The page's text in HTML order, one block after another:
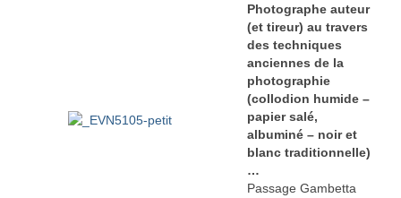
Photographe auteur
(et tireur) au travers
des techniques
anciennes de la
photographie
(collodion humide –
papier salé,
albuminé – noir et
blanc traditionnelle)
…
Passage Gambetta